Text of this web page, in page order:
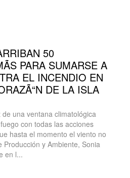
50
PARA SUMARSE A
EL INCENDIO EN
DE LA ISLA
una ventana climatológica
con todas las acciones
hasta el momento el viento no
y Ambiente, Sonia
en l...